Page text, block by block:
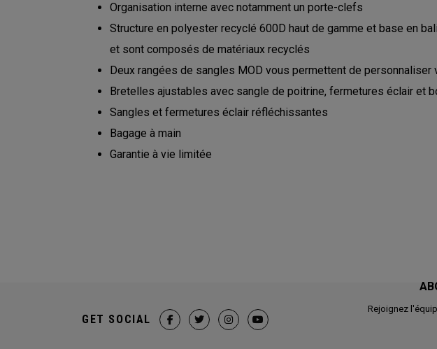
Organisation interne avec notamment un porte-clefs
Structure en polyester recyclé 600D haut de gamme et base en
et sont composés de matériaux recyclés
Deux rangées de sangles MOD vous permettent de
Bretelles ajustables avec sangle de poitrine, fermetures éclair et
Sangles et fermetures éclair réfléchissantes
Bagage à main
Garantie à vie limitée
Rejoignez
GET SOCIAL